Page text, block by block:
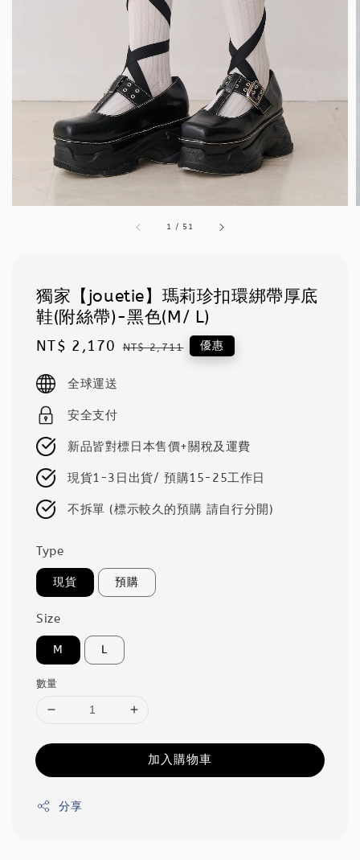
1 / 51
獨家【jouetie】瑪莉珍扣環綁帶厚底
鞋(附絲帶)-黑色(M/ L)
Sale
NT$ 2,170 Regular
NT$ 2,711 優惠
全球運送
安全支付
新品皆對標日本售價+關稅及運費
現貨1-3日出貨/ 預購15-25工作日
不拆單 (標示較久的預購 請自行分開)
Type
現貨 預購
Size
M L
數量
加入購物車
分享